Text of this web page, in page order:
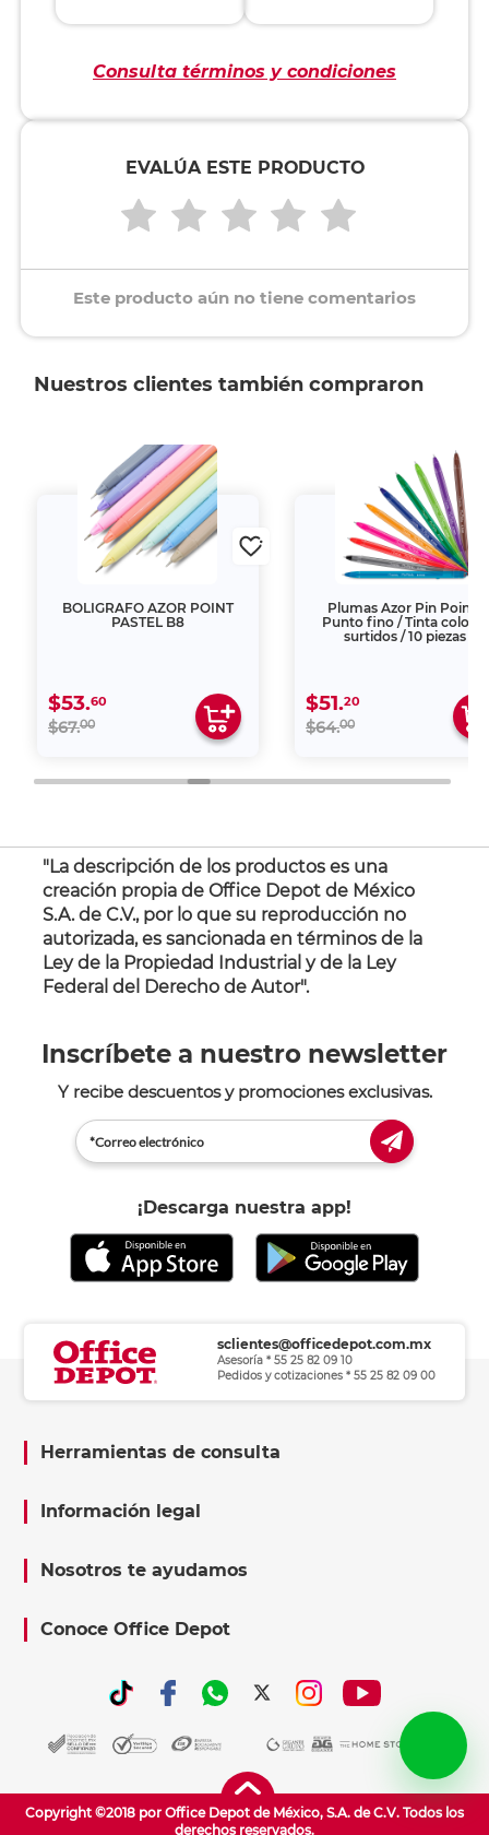
Consulta términos y condiciones
EVALÚA ESTE PRODUCTO
Este producto aún no tiene comentarios
Nuestros clientes también compraron
BOLIGRAFO AZOR POINT
PASTEL B8
$53.60
$67.00
Plumas Azor Pin Point /
Punto fino / Tinta colores
surtidos / 10 piezas
$51.20
$64.00
"La descripción de los productos es una
creación propia de Office Depot de México
S.A. de C.V., por lo que su reproducción no
autorizada, es sancionada en términos de la
Ley de la Propiedad Industrial y de la Ley
Federal del Derecho de Autor".
Inscríbete a nuestro newsletter
Y recibe descuentos y promociones exclusivas.
¡Descarga nuestra app!
sclientes@officedepot.com.mx
Asesoría * 55 25 82 09 10
Pedidos y cotizaciones * 55 25 82 09 00
Herramientas de consulta
Información legal
Nosotros te ayudamos
Conoce Office Depot
Copyright ©2018 por Office Depot de México, S.A. de C.V. Todos los
derechos reservados.